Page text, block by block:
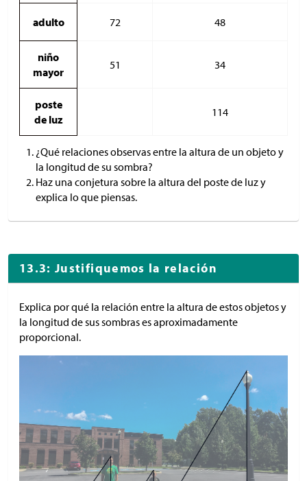
adulto 72 48
niño
mayor
51 34
poste
de luz
114
¿Qué relaciones observas entre la altura de un objeto y
la longitud de su sombra?
Haz una conjetura sobre la altura del poste de luz y
explica lo que piensas.
13.3: Justifiquemos la relación
Explica por qué la relación entre la altura de estos objetos y
la longitud de sus sombras es aproximadamente
proporcional.